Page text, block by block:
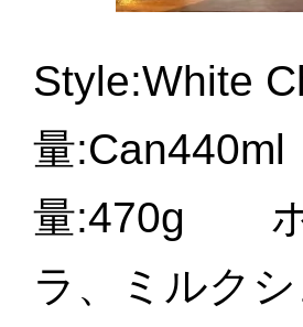
Style:White
量
量:470g ホ
ラ、ミルク